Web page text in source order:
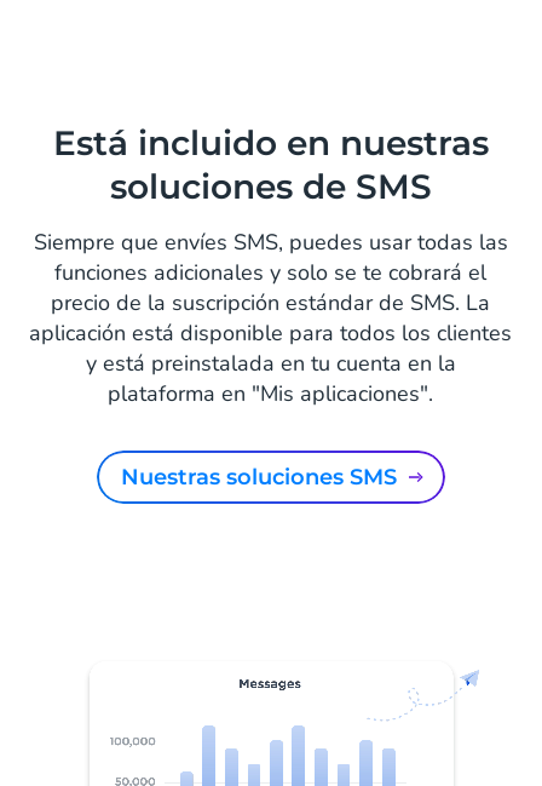
Está incluido en nuestras
soluciones de SMS
Siempre que envíes SMS, puedes usar todas las
funciones adicionales y solo se te cobrará el
precio de la suscripción estándar de SMS. La
aplicación está disponible para todos los clientes
y está preinstalada en tu cuenta en la
plataforma en "Mis aplicaciones".
Nuestras soluciones SMS